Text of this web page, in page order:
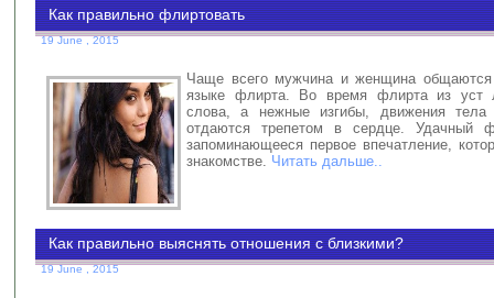
Как правильно флиртовать
19 June , 2015
Чаще всего мужчина и женщина общаются
языке флирта. Во время флирта из уст
слова, а нежные изгибы, движения тела
отдаются трепетом в сердце. Удачный
запоминающееся первое впечатление,
знакомстве. Читать дальше..
Как правильно выяснять отношения с близкими?
19 June , 2015